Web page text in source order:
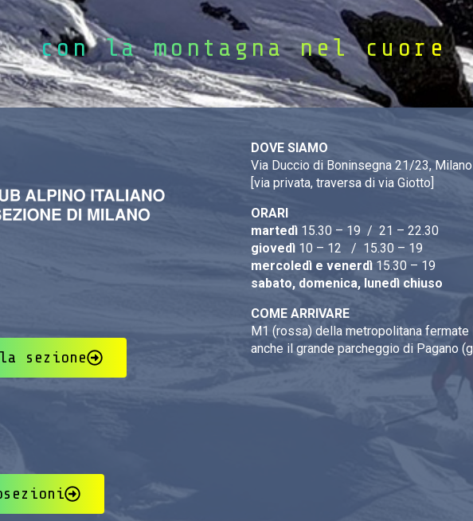
con la montagna nel cuore
sezione
DOVE SIAMO
Via Duccio di Boninsegna 21/23, Milano
[via privata, traversa di via Giotto]
ORARI
martedì 15.30 – 19 / 21 – 22.30
giovedì 10 – 12 / 15.30 – 19
mercoledì e venerdì 15.30 – 19
sabato, domenica, lunedì chiuso
COME ARRIVARE
M1 (rossa) della metropolitana
anche il grande parcheggio di Pagano